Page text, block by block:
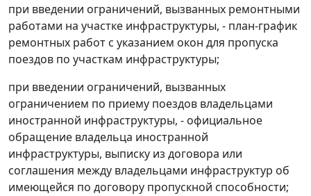
при введении ограничений, вызванных ремонтными
работами на участке инфраструктуры, - план-график
ремонтных работ с указанием окон для пропуска
поездов по участкам инфраструктуры;
при введении ограничений, вызванных
ограничением по приему поездов владельцами
иностранной инфраструктуры, - официальное
обращение владельца иностранной
инфраструктуры, выписку из договора или
соглашения между владельцами инфраструктур об
имеющейся по договору пропускной способности;